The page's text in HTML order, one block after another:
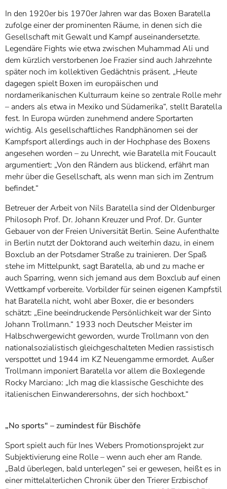
In den 1920er bis 1970er Jahren war das Boxen Baratella
zufolge einer der prominenten Räume, in denen sich die
Gesellschaft mit Gewalt und Kampf auseinandersetzte.
Legendäre Fights wie etwa zwischen Muhammad Ali und
dem kürzlich verstorbenen Joe Frazier sind auch Jahrzehnte
später noch im kollektiven Gedächtnis präsent. „Heute
dagegen spielt Boxen im europäischen und
nordamerikanischen Kulturraum keine so zentrale Rolle mehr
– anders als etwa in Mexiko und Südamerika“, stellt Baratella
fest. In Europa würden zunehmend andere Sportarten
wichtig. Als gesellschaftliches Randphänomen sei der
Kampfsport allerdings auch in der Hochphase des Boxens
angesehen worden – zu Unrecht, wie Baratella mit Foucault
argumentiert: „Von den Rändern aus blickend, erfährt man
mehr über die Gesellschaft, als wenn man sich im Zentrum
befindet.“
Betreuer der Arbeit von Nils Baratella sind der Oldenburger
Philosoph Prof. Dr. Johann Kreuzer und Prof. Dr. Gunter
Gebauer von der Freien Universität Berlin. Seine Aufenthalte
in Berlin nutzt der Doktorand auch weiterhin dazu, in einem
Boxclub an der Potsdamer Straße zu trainieren. Der Spaß
stehe im Mittelpunkt, sagt Baratella, ab und zu mache er
auch Sparring, wenn sich jemand aus dem Boxclub auf einen
Wettkampf vorbereite. Vorbilder für seinen eigenen Kampfstil
hat Baratella nicht, wohl aber Boxer, die er besonders
schätzt: „Eine beeindruckende Persönlichkeit war der Sinto
Johann Trollmann.“ 1933 noch Deutscher Meister im
Halbschwergewicht geworden, wurde Trollmann von den
nationalsozialistisch gleichgeschalteten Medien rassistisch
verspottet und 1944 im KZ Neuengamme ermordet. Außer
Trollmann imponiert Baratella vor allem die Boxlegende
Rocky Marciano: „Ich mag die klassische Geschichte des
italienischen Einwanderersohns, der sich hochboxt.“
„No sports“ – zumindest für Bischöfe
Sport spielt auch für Ines Webers Promotionsprojekt zur
Subjektivierung eine Rolle – wenn auch eher am Rande.
„Bald überlegen, bald unterlegen“ sei er gewesen, heißt es in
einer mittelalterlichen Chronik über den Trierer Erzbischof